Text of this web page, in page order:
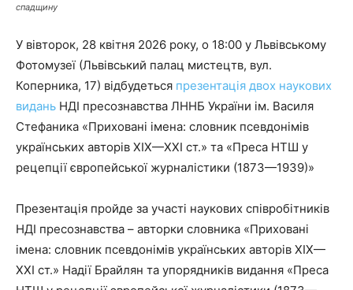
спадщину
У вівторок, 28 квітня 2026 року, о 18:00 у Львівському
Фотомузеї (Львівський палац мистецтв, вул.
Коперника, 17) відбудеться презентація двох наукових
видань НДІ пресознавства ЛННБ України ім. Василя
Стефаника «Приховані імена: словник псевдонімів
українських авторів ХІХ—ХХІ ст.» та «Преса НТШ у
рецепції європейської журналістики (1873—1939)»
Презентація пройде за участі наукових співробітників
НДІ пресознавства – авторки словника «Приховані
імена: словник псевдонімів українських авторів ХІХ—
ХХІ ст.» Надії Брайлян та упорядників видання «Преса